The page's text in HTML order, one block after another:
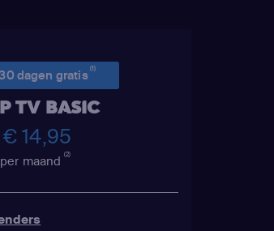
dagen gratis(1)
TV BASIC
€ 14,95
per maand(2)